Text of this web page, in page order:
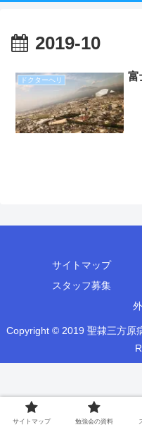
2019-10
ドクターヘリ 富
サイトマップ
スタッフ募集
Copyright © 2019 聖隷三方
サイトマップ 勉強会の資料